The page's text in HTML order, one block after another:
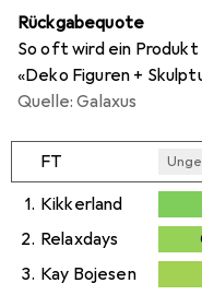
Rückgabequote
So oft wird ein
«Deko Figuren +
Quelle: Galaxus
FT
1. Kikkerland
0,4%
2. Relaxdays
3. Kay Bojesen